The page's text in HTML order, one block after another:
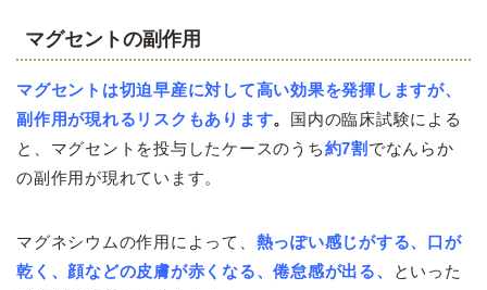
マグセントの副作用
マグセントは切迫早産に対して高い効果を発揮しますが、
副作用が現れるリスクもあります。 国内の臨床試験による
と、マグセントを投与したケースのうち約7割 でなんらか
の副作用が現れています。
マグネシウムの作用によって、 熱っぽい感じがする、口が
乾く、顔などの皮膚が赤くなる、倦怠感が出る、
といった